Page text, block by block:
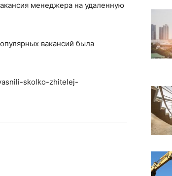
менеджера на удаленную
вакансий была
skolko-zhitelej-